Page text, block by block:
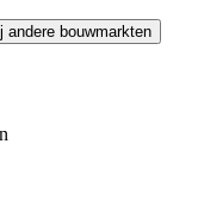
andere bouwmarkten